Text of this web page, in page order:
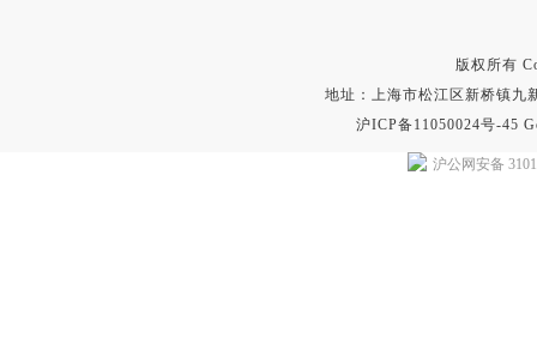
版权所有
地址：上海市松江区新桥镇九
沪ICP备11050024号-45
沪公网安备